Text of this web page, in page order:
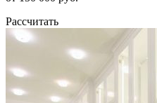
Рассчитать